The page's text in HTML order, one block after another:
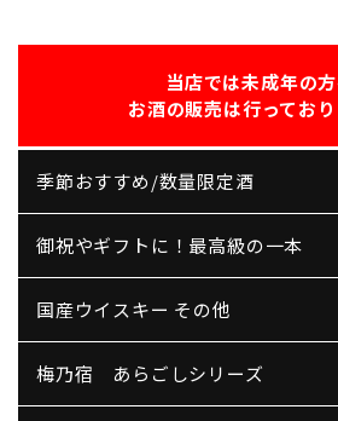
当店では未成年の
お酒の販売は行っており
季節おすすめ/数量限定酒
御祝やギフトに！最高級の一本
国産ウイスキー その他
梅乃宿 あらごしシリーズ